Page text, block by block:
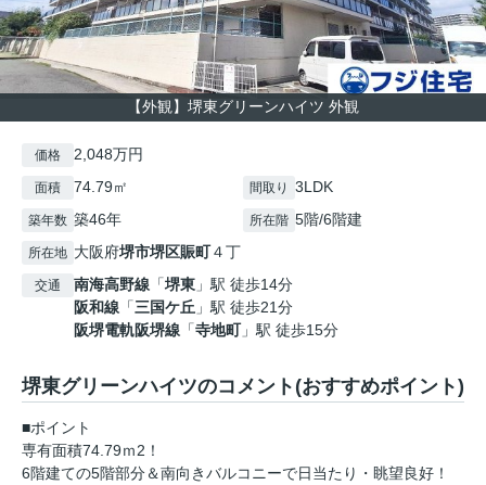
【外観】堺東グリーンハイツ 外観
価格 2,048万円
面積 74.79㎡ 間取り 3LDK
築年数 築46年 所在階 5階/6階建
所在地 大阪府堺市堺区賑町４丁
交通 南海高野線 「堺東 」駅 徒歩14分
阪和線 「三国ケ丘 」駅 徒歩21分
阪堺電軌阪堺線 「寺地町」駅 徒歩15分
堺東グリーンハイツのコメント(おすすめポイント)
■ポイント
専有面積74.79ｍ2！
6階建ての5階部分＆南向きバルコニーで日当たり・眺望良好！